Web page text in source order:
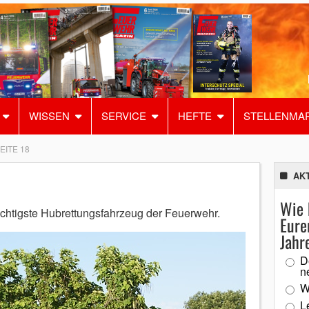
WISSEN SERVICE HEFTE
18
Hubrettungsfahrzeug der Feuerwehr.